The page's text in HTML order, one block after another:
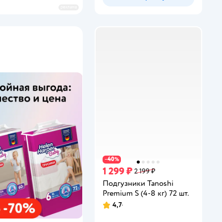
−40%
1 299 ₽ 2 199 ₽
Подгузники Tanoshi
Premium S (4-8 кг) 72 шт.
Рейтинг:
4,7